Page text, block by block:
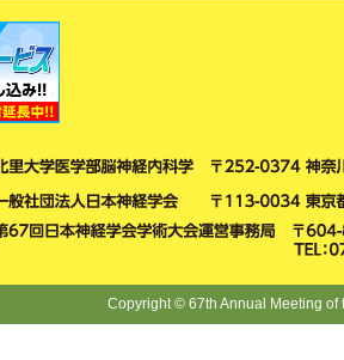
Copyright © 67th Annual Meeting